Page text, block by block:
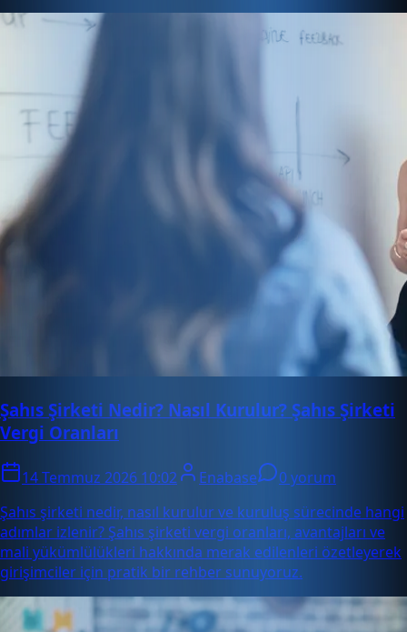
Şahıs Şirketi Nedir? Nasıl Kurulur? Şahıs Şirketi
Vergi Oranları
14 Temmuz 2026 10:02 Enabase
0 yorum
Şahıs şirketi nedir, nasıl kurulur ve kuruluş sürecinde hangi
adımlar izlenir? Şahıs şirketi vergi oranları, avantajları ve
mali yükümlülükleri hakkında merak edilenleri özetleyerek
girişimciler için pratik bir rehber sunuyoruz.